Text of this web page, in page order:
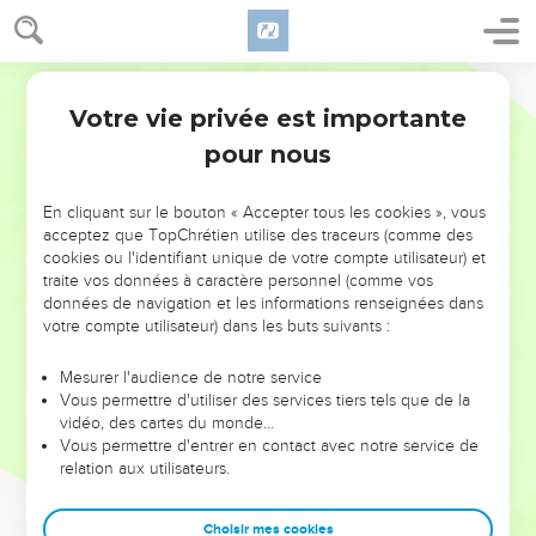
NE MANQUEZ PAS L’ÉVÉNEMENT
DE L’ANNÉE !
ET SI LEURS ERREURS POUVAIENT VOUS ÉVITER LES
VOTRES ?
leur foi ou leur vision. Mais on voit moins les doutes, les erreurs
et les saisons difficiles qu'ils ont traversés, alors même que ce
sont elles qui les ont façonnés.
Dans cette conférence, leaders, entrepreneurs, et responsables
clés pour avancer avec plus de sagesse afin que leurs erreurs
Votre vie privée est importante
pour nous
En cliquant sur le bouton « Accepter tous les cookies », vous
acceptez que TopChrétien utilise des traceurs (comme des
cookies ou l'identifiant unique de votre compte utilisateur) et
traite vos données à caractère personnel (comme vos
données de navigation et les informations renseignées dans
votre compte utilisateur) dans les buts suivants :
Mesurer l'audience de notre service
Vous permettre d'utiliser des services tiers tels que de la
vidéo, des cartes du monde…
Vous permettre d'entrer en contact avec notre service de
relation aux utilisateurs.
Choisir mes cookies